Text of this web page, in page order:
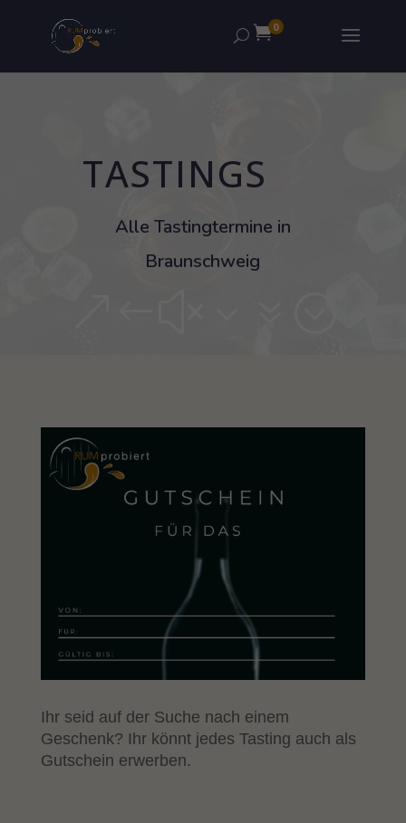
0
TASTINGS
Alle Tastingtermine in
Braunschweig
Ihr seid auf der Suche nach einem
Geschenk? Ihr könnt jedes Tasting auch als
Gutschein erwerben.